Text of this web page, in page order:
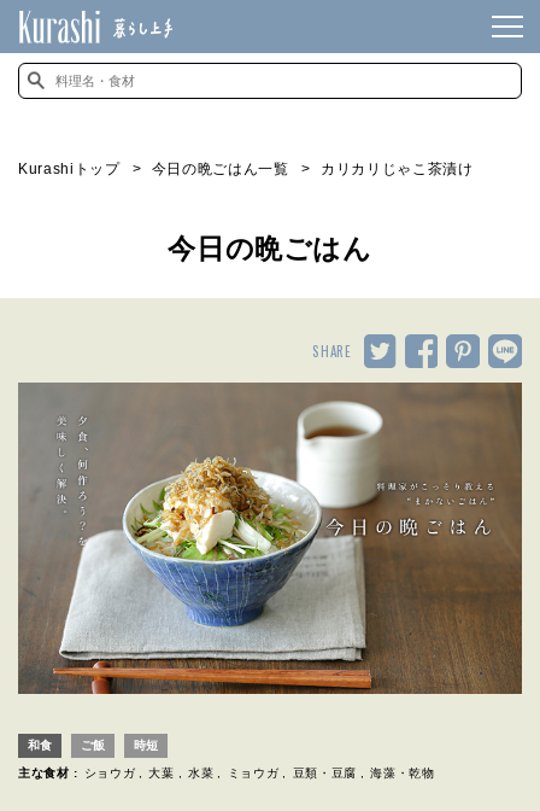
Kurashiトップ 今日の晩ごはん一覧 カリカリじゃこ茶漬け
今日の晩ごはん
SHARE
和食 ご飯 時短
主な食材 : ショウガ 大葉 水菜 ミョウガ 豆類・豆腐 海藻・乾物